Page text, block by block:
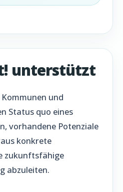
unterstützt
und
Status quo eines
vorhandene Potenziale
konkrete
zukunftsfähige
abzuleiten.